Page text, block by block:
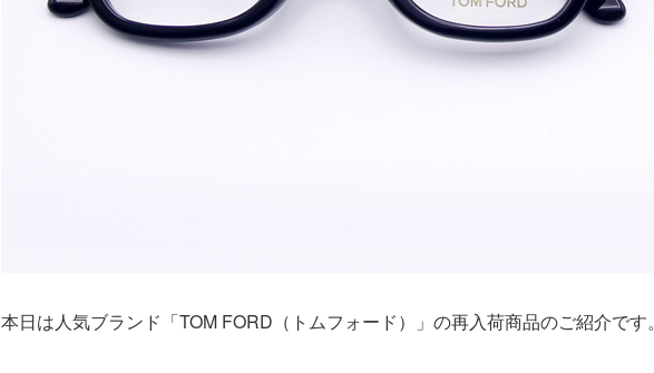
本日は人気ブランド「TOM FORD（トムフォード）」の再入荷商品のご紹介です。